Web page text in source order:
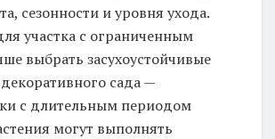
сезонности и уровня ухода.
участка с ограниченным
выбрать засухоустойчивые
сада —
с длительным периодом
могут выполнять